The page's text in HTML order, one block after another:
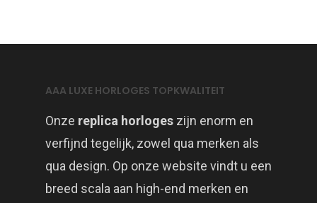
AAA LUXE HORLOGES TOPKWALITEIT
Onze replica horloges zijn enorm en
verfijnd tegelijk, zowel qua merken als
qua design. Op onze website vindt u een
breed scala aan high-end merken en